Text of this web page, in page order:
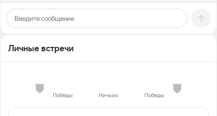
Личные встречи
Победы Ничьих Победы